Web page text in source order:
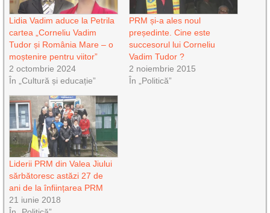
Lidia Vadim aduce la Petrila
cartea „Corneliu Vadim
Tudor și România Mare – o
moștenire pentru viitor”
2 octombrie 2024
În „Cultură și educație”
PRM și-a ales noul
președinte. Cine este
succesorul lui Corneliu
Vadim Tudor ?
2 noiembrie 2015
În „Politică”
Liderii PRM din Valea Jiului
sărbătoresc astăzi 27 de
ani de la înființarea PRM
21 iunie 2018